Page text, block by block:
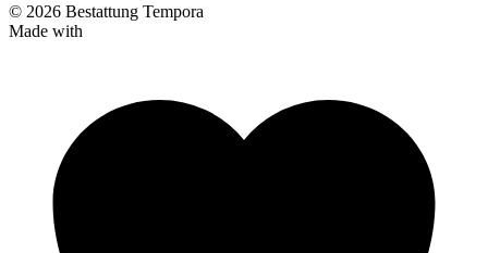
© 2026 Bestattung Tempora
Made with